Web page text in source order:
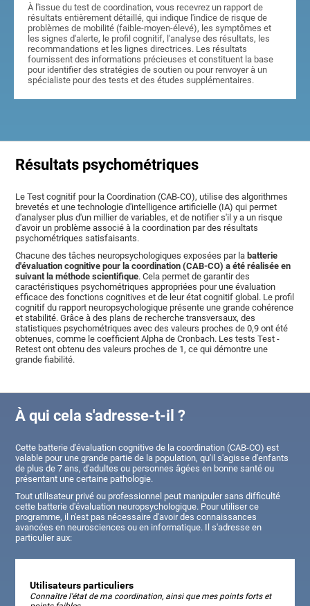
À l'issue du test de coordination, vous recevrez un rapport de
résultats entièrement détaillé, qui indique l'indice de risque de
problèmes de mobilité (faible-moyen-élevé), les symptômes et
les signes d'alerte, le profil cognitif, l'analyse des résultats, les
recommandations et les lignes directrices. Les résultats
fournissent des informations précieuses et constituent la base
pour identifier des stratégies de soutien ou pour renvoyer à un
spécialiste pour des tests et des études supplémentaires.
Résultats psychométriques
Le Test cognitif pour la Coordination (CAB-CO), utilise des algorithmes
brevetés et une technologie d'intelligence artificielle (IA) qui permet
d'analyser plus d'un millier de variables, et de notifier s'il y a un risque
d'avoir un problème associé à la coordination par des résultats
psychométriques satisfaisants.
Chacune des tâches neuropsychologiques exposées par labatterie
d'évaluation cognitive pour la coordination (CAB-CO) a été réalisée en
suivant la méthode scientifique. Cela permet de garantir des
caractéristiques psychométriques appropriées pour une évaluation
efficace des fonctions cognitives et de leur état cognitif global. Le profil
cognitif du rapport neuropsychologique présente une grande cohérence
et stabilité. Grâce à des plans de recherche transversaux, des
statistiques psychométriques avec des valeurs proches de 0,9 ont été
obtenues, comme le coefficient Alpha de Cronbach. Les tests Test -
Retest ont obtenu des valeurs proches de 1, ce qui démontre une
grande fiabilité.
À qui cela s'adresse-t-il ?
Cette batterie d'évaluation cognitive de la coordination (CAB-CO) est
valable pour une grande partie de la population, qu'il s'agisse d'enfants
de plus de 7 ans, d'adultes ou personnes âgées en bonne santé ou
présentant une certaine pathologie.
Tout utilisateur privé ou professionnel peut manipuler sans difficulté
cette batterie d'évaluation neuropsychologique. Pour utiliser ce
programme, il n'est pas nécessaire d'avoir des connaissances
avancées en neurosciences ou en informatique. Il s'adresse en
particulier aux:
Utilisateurs particuliers
Connaître l'état de ma coordination, ainsi que mes points forts et